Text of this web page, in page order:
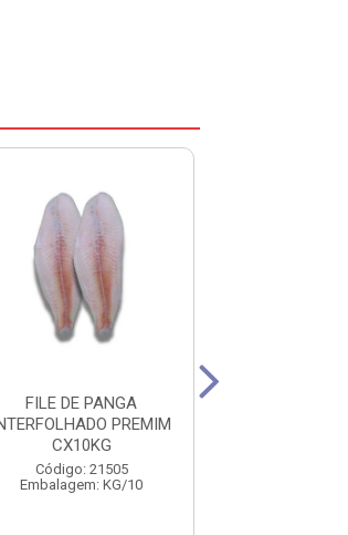
FILE DE PANGA
PREMIM
CX10KG
Código: 21505
Embalagem: KG/10